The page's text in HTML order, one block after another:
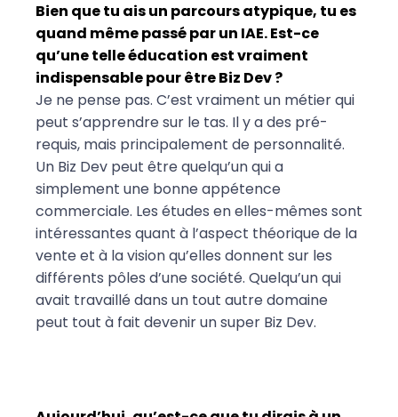
Bien que tu ais un parcours atypique, tu es
quand même passé par un IAE. Est-ce
qu’une telle éducation est vraiment
indispensable pour être Biz Dev ?
Je ne pense pas. C’est vraiment un métier qui
peut s’apprendre sur le tas. Il y a des pré-
requis, mais principalement de personnalité.
Un Biz Dev peut être quelqu’un qui a
simplement une bonne appétence
commerciale. Les études en elles-mêmes sont
intéressantes quant à l’aspect théorique de la
vente et à la vision qu’elles donnent sur les
différents pôles d’une société. Quelqu’un qui
avait travaillé dans un tout autre domaine
peut tout à fait devenir un super Biz Dev.